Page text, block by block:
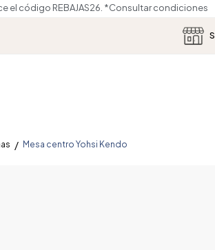
el código REBAJAS26. *Consultar condiciones
Mesa centro Yohsi Kendo